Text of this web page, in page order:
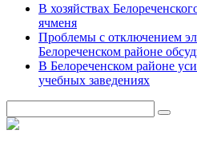
В хозяйствах
ячменя
Проблемы с отключением
Белореченском районе
В Белореченском районе
учебных заведениях